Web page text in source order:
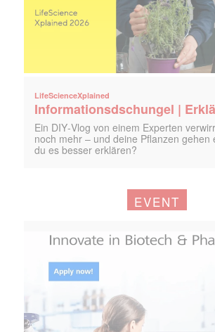
LifeScienceXplained
Informationsdschungel |
Ein DIY‑Vlog von einem Experten
noch mehr – und deine Pflanzen gehen
du es besser erklären?
EVENT